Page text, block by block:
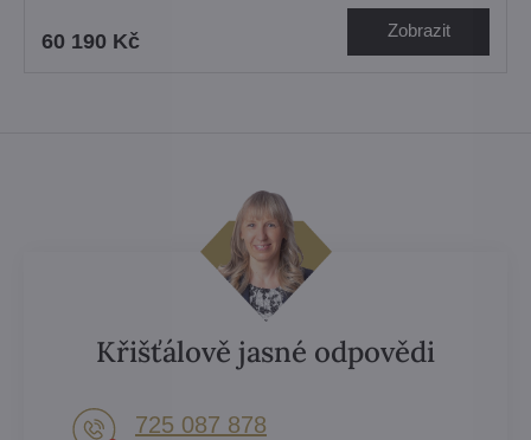
60 190 Kč Zobrazit
Křišťálově jasné odpovědi
725 087 878​